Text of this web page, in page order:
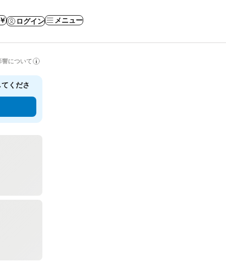
ログイン メニュー
について
くださ